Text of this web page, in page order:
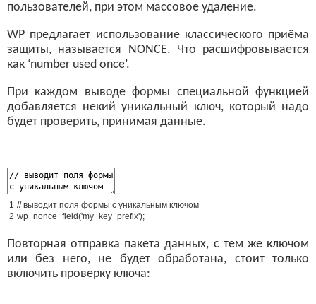
пользователей, при этом массовое удаление.
WP предлагает использование классического приёма
защиты, называется NONCE. Что расшифровывается
как ‘number used once’.
При каждом выводе формы специальной функцией
добавляется некий уникальный ключ, который надо
будет проверить, принимая данные.
1
2
// выводит поля формы с уникальным ключом
wp_nonce_field('my_key_prefix');
Повторная отправка пакета данных, с тем же ключом
или без него, не будет обработана, стоит только
включить проверку ключа: